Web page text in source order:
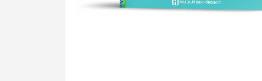
Xem thêm